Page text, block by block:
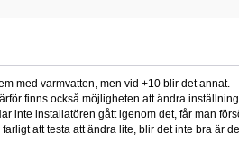
med varmvatten, men vid +10 blir det annat.
finns också möjligheten att ändra
inte installatören gått igenom det, får man
att testa att ändra lite, blir det inte bra är